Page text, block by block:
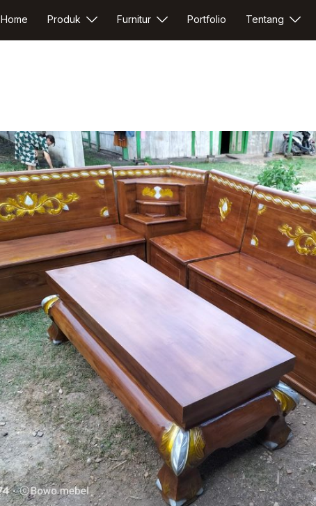
Home Produk Furnitur Portfolio Tentang